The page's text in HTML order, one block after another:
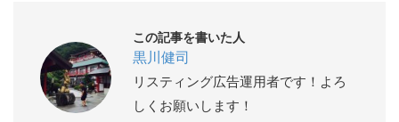
この記事を書いた人
黒川健司
リスティング広告運用者です！よろ
しくお願いします！